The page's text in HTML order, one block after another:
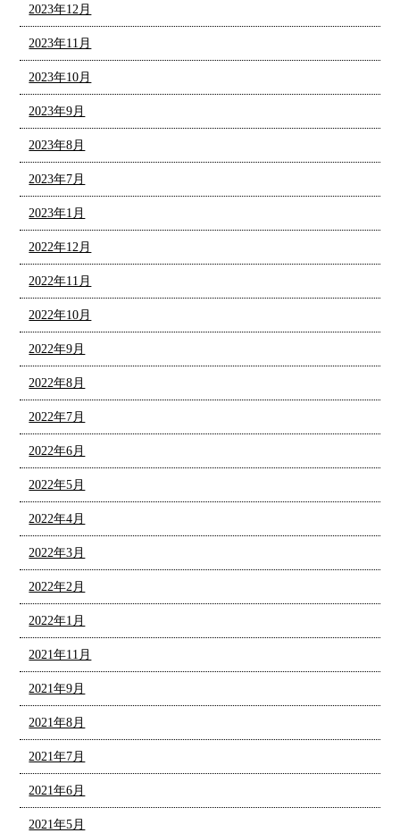
2023年12月
2023年11月
2023年10月
2023年9月
2023年8月
2023年7月
2023年1月
2022年12月
2022年11月
2022年10月
2022年9月
2022年8月
2022年7月
2022年6月
2022年5月
2022年4月
2022年3月
2022年2月
2022年1月
2021年11月
2021年9月
2021年8月
2021年7月
2021年6月
2021年5月